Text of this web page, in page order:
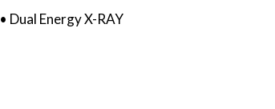
• Dual Energy X-RAY